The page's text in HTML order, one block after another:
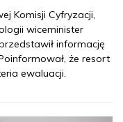
Komisji Cyfryzacji,
wiceminister
informację
że resort
ewaluacji.